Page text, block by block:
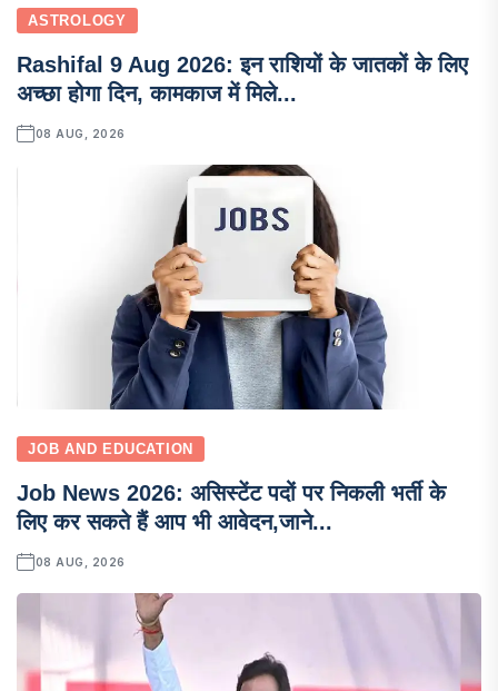
ASTROLOGY
Rashifal 9 Aug 2026: इन राशियों के जातकों के लिए
अच्छा होगा दिन, कामकाज में मिले...
08 AUG, 2026
JOB AND EDUCATION
Job News 2026: असिस्टेंट पदों पर निकली भर्ती के
लिए कर सकते हैं आप भी आवेदन,जाने...
08 AUG, 2026